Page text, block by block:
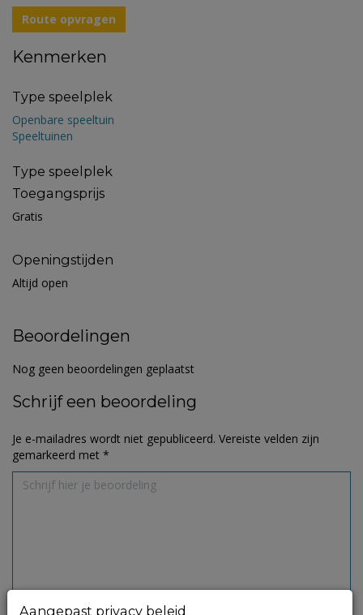
Route opvragen
Kenmerken
Type speelplek
Openbare speeltuin
Speeltuinen
Type speelplek
Toegangsprijs
Gratis
Openingstijden
Altijd open
Beoordelingen
Nog geen beoordelingen geplaatst
Schrijf een beoordeling
Je e-mailadres wordt niet gepubliceerd. Vereiste velden zijn
gemarkeerd met *
Aangepast privacy beleid